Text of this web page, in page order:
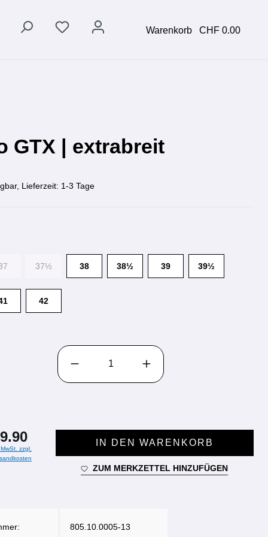
Warenkorb CHF 0.00
GTX | extrabreit
Lieferzeit: 1-3 Tage
37½ 38 38½ 39 39½
42
PRODUKT ANZAHL: GIB DEN GEWÜNSCHTEN
zzgl.
IN DEN WARENKORB
ZUM MERKZETTEL HINZUFÜGEN
805.10.0005-13